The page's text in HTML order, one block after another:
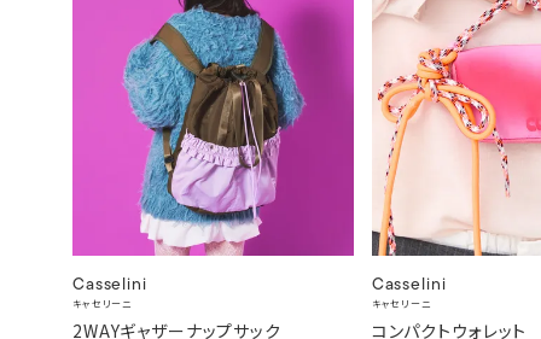
Casselini
キャセリーニ
2WAYギャザーナップサック
Casselini
キャセリーニ
コンパクトウォレット